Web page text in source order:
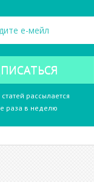
CopyContents
рассылается
раза в неделю